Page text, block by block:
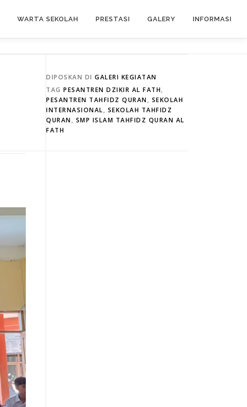
WARTA SEKOLAH PRESTASI GALERY INFORMASI
DIPOSKAN DI GALERI KEGIATAN
TAG PESANTREN DZIKIR AL FATH,
PESANTREN TAHFIDZ QURAN, SEKOLAH
INTERNASIONAL, SEKOLAH TAHFIDZ
QURAN, SMP ISLAM TAHFIDZ QURAN AL
FATH